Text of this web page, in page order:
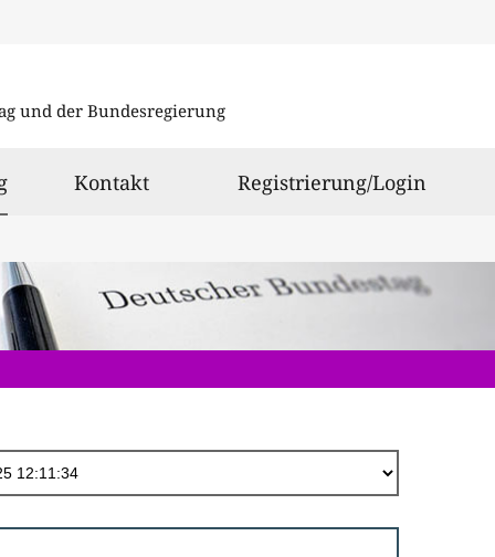
und der Bundesregierung
ausgewählt
Kontakt Registrierung/Login